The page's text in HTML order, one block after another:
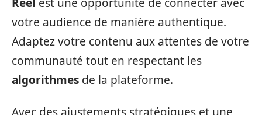
votre audience de manière authentique.
Adaptez votre contenu aux attentes de votre
communauté tout en respectant les
algorithmes de la plateforme.